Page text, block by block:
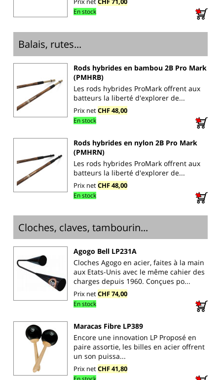
En stock
Balais, rutes...
Rods hybrides en bambou 2B Pro Mark
(PMHRB)
Les rods hybrides ProMark offrent aux
batteurs la liberté d'explorer de...
Prix netCHF 48,00
En stock
Rods hybrides en nylon 2B Pro Mark
(PMHRN)
Les rods hybrides ProMark offrent aux
batteurs la liberté d'explorer de...
Prix netCHF 48,00
En stock
Cloches, claves, tambourin...
Agogo Bell LP231A
Cloches Agogo en acier, faites à la main
aux Etats-Unis avec le même cahier des
charges depuis 1960. Conçues po...
Prix netCHF 74,00
En stock
Maracas Fibre LP389
Encore une innovation LP Proposé en
paire assortie, les billes en acier offrent
un son puissa...
Prix netCHF 41,80